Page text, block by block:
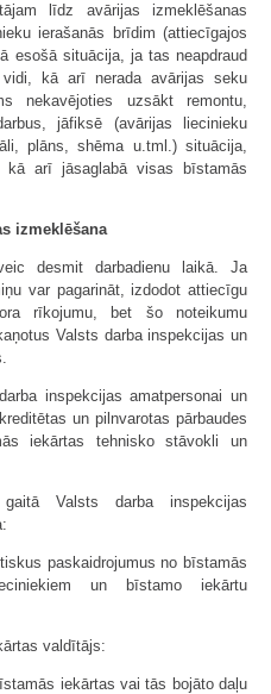
līdz avārijas izmeklēšanas
ierašanās brīdim (attiecīgajos
esošā situācija, ja tas neapdraud
kā arī nerada avārijas seku
nekavējoties uzsākt remontu,
jāfiksē (avārijas liecinieku
plāns, shēma u.tml.) situācija,
arī jāsaglabā visas bīstamās
izmeklēšana
desmit darbadienu laikā. Ja
var pagarināt, izdodot attiecīgu
rīkojumu, bet šo noteikumu
Valsts darba inspekcijas un
inspekcijas amatpersonai un
un pilnvarotas pārbaudes
iekārtas tehnisko stāvokli un
Valsts darba inspekcijas
paskaidrojumus no bīstamās
un bīstamo iekārtu
valdītājs:
iekārtas vai tās bojāto daļu